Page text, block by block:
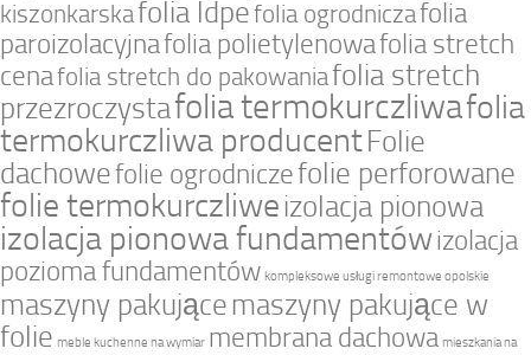
kiszonkarskafolia ldpefolia ogrodniczafolia
paroizolacyjnafolia polietylenowafolia stretch
cenafolia stretch do pakowaniafolia stretch
przezroczystafolia termokurczliwafolia
termokurczliwa producentFolie
dachowefolie ogrodniczefolie perforowane
folie termokurczliwe izolacja pionowa
izolacja pionowa fundamentówizolacja
pozioma fundamentów kompleksowe usługi remontowe opolskie
maszyny pakujące maszyny pakujące w
folie meble kuchenne na wymiar membrana dachowa mieszkania na